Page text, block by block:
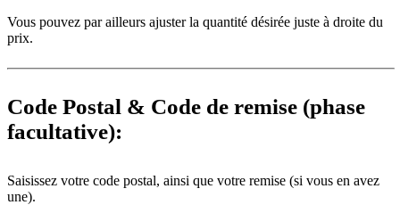
Vous pouvez par ailleurs ajuster la quantité désirée juste à droite du
prix.
Code Postal & Code de remise (phase
facultative):
Saisissez votre code postal, ainsi que votre remise (si vous en avez
une).